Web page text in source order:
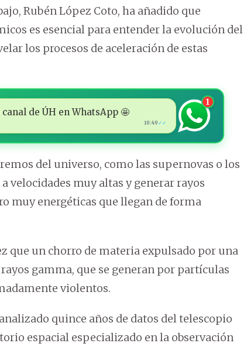
Rubén López Coto, ha añadido que
es esencial para entender la evolución del
los procesos de aceleración de estas
de ÚH en WhatsApp 🤩
10:49 ✓✓
1
del universo, como las supernovas o los
velocidades muy altas y generar rayos
muy energéticas que llegan de forma
que un chorro de materia expulsado por una
gamma, que se generan por partículas
violentos.
quince años de datos del telescopio
espacial especializado en la observación